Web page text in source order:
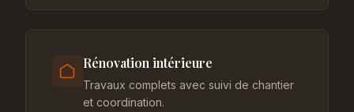
Rénovation intérieure
Travaux complets avec suivi de chantier
et coordination.